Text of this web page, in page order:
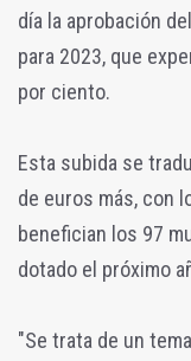
día la aprobación
para 2023, que
por ciento.
Esta subida se
de euros más, con
benefician los 97
dotado el próximo
"Se trata de un